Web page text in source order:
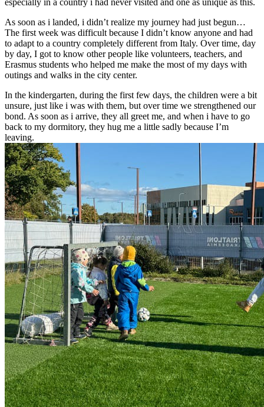
As soon as i landed, i didn’t realize my journey had just begun…
The first week was difficult because I didn’t know anyone and had
to adapt to a country completely different from Italy. Over time, day
by day, I got to know other people like volunteers, teachers, and
Erasmus students who helped me make the most of my days with
outings and walks in the city center.
In the kindergarten, during the first few days, the children were a bit
unsure, just like i was with them, but over time we strengthened our
bond. As soon as i arrive, they all greet me, and when i have to go
back to my dormitory, they hug me a little sadly because I’m
leaving.